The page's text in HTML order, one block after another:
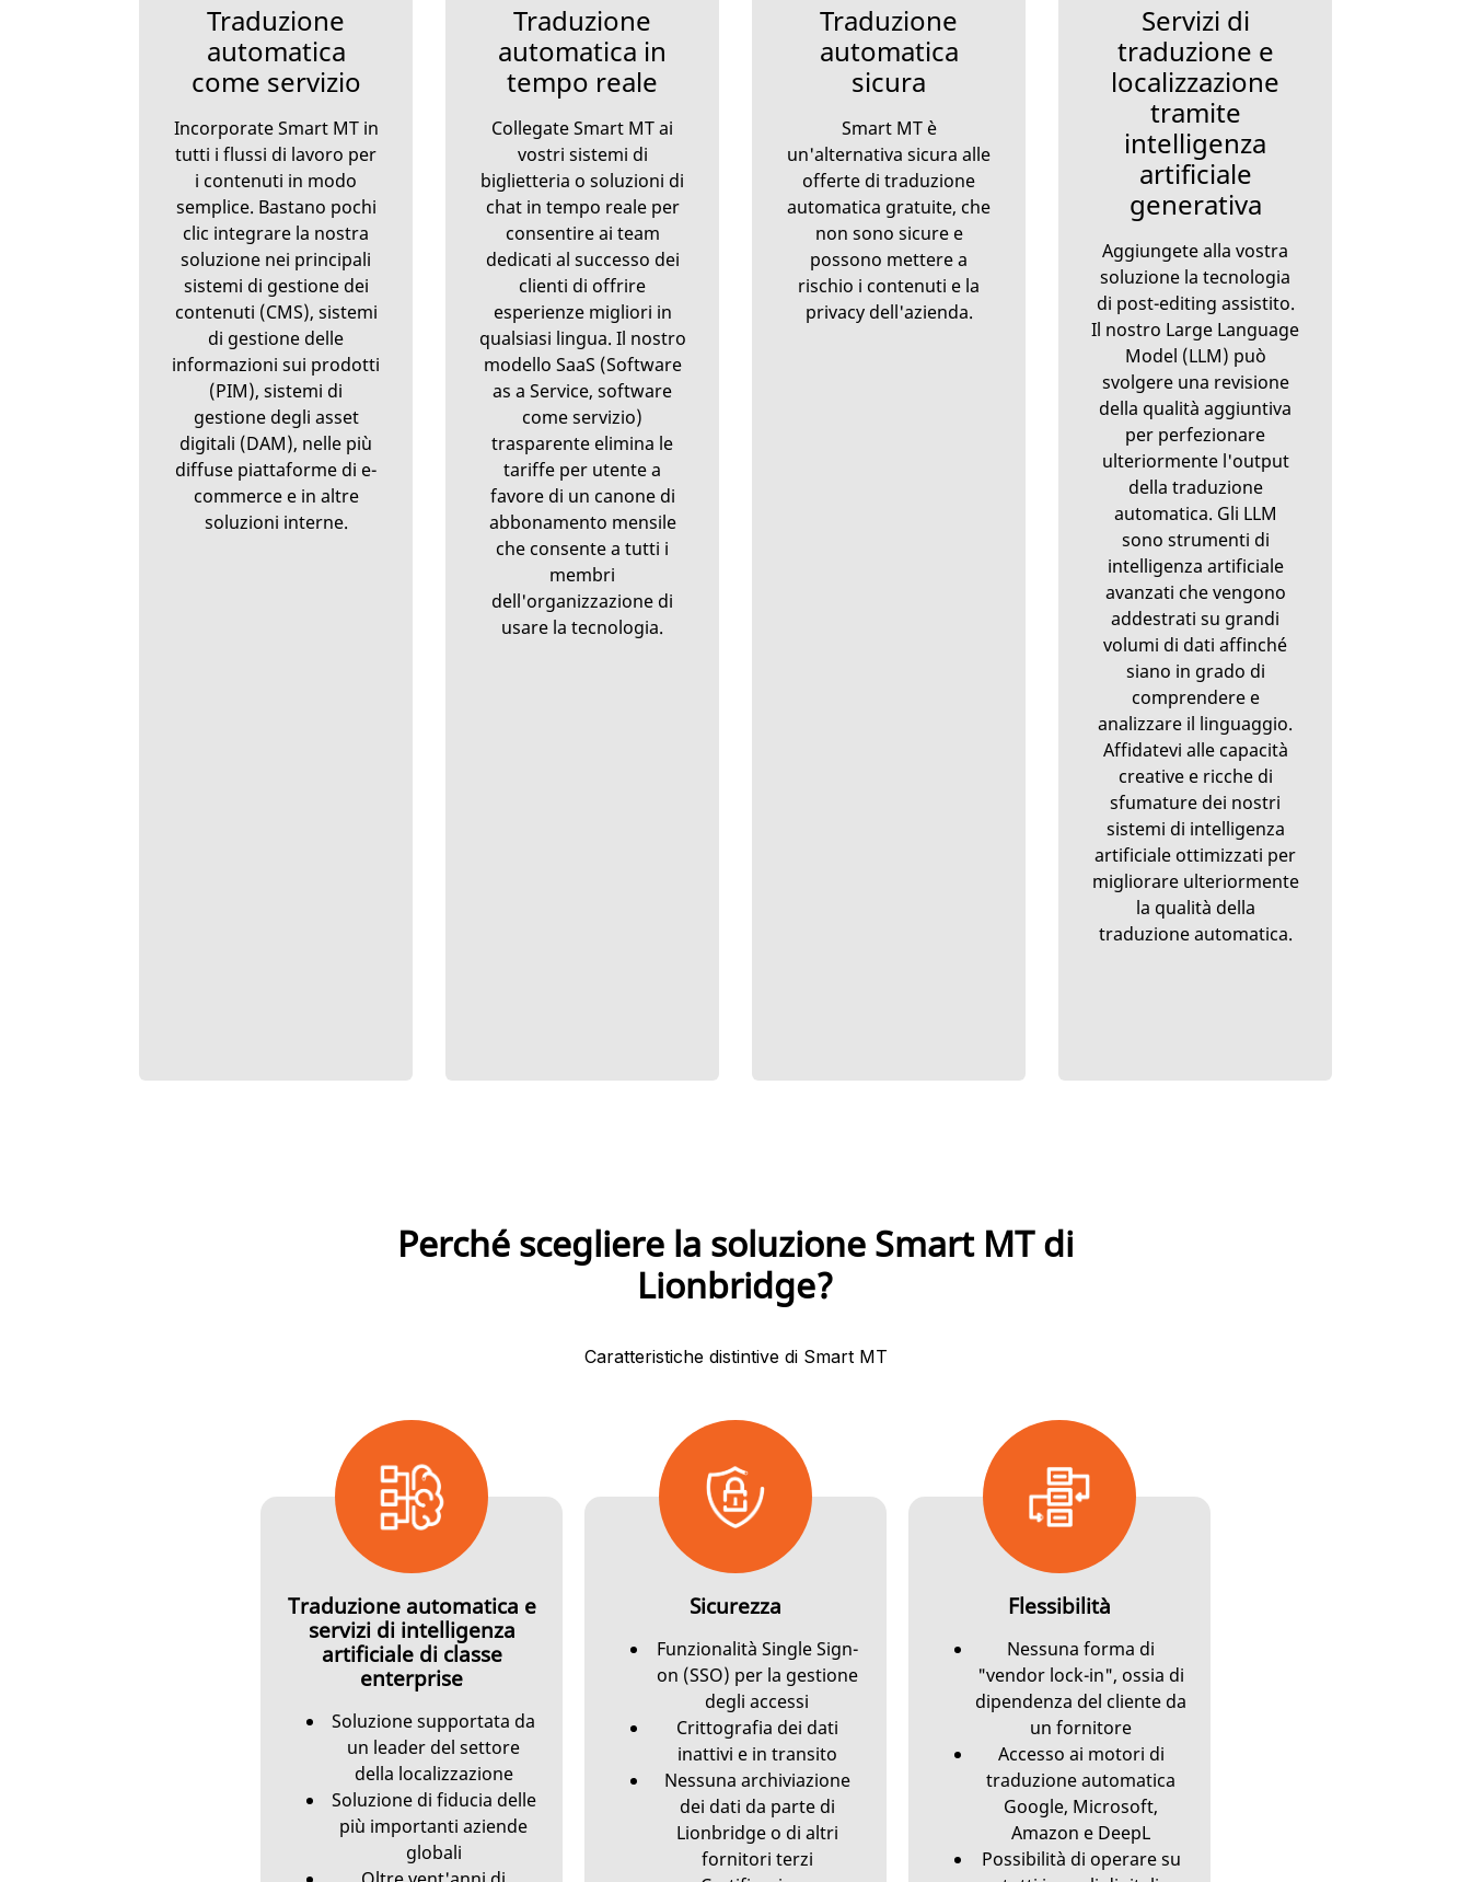
Traduzione
automatica
come servizio
Incorporate Smart MT in
tutti i flussi di lavoro per
i contenuti in modo
semplice. Bastano pochi
clic integrare la nostra
soluzione nei principali
sistemi di gestione dei
contenuti (CMS), sistemi
di gestione delle
informazioni sui prodotti
(PIM), sistemi di
gestione degli asset
digitali (DAM), nelle più
diffuse piattaforme di e-
commerce e in altre
soluzioni interne.
Traduzione
automatica in
tempo reale
Collegate Smart MT ai
vostri sistemi di
biglietteria o soluzioni di
chat in tempo reale per
consentire ai team
dedicati al successo dei
clienti di offrire
esperienze migliori in
qualsiasi lingua. Il nostro
modello SaaS (Software
as a Service, software
come servizio)
trasparente elimina le
tariffe per utente a
favore di un canone di
abbonamento mensile
che consente a tutti i
membri
dell'organizzazione di
usare la tecnologia.
Traduzione
automatica
sicura
Smart MT è
un'alternativa sicura alle
offerte di traduzione
automatica gratuite, che
non sono sicure e
possono mettere a
rischio i contenuti e la
privacy dell'azienda.
Servizi di
traduzione e
localizzazione
tramite
intelligenza
artificiale
generativa
Aggiungete alla vostra
soluzione la tecnologia
di post-editing assistito.
Il nostro Large Language
Model (LLM) può
svolgere una revisione
della qualità aggiuntiva
per perfezionare
ulteriormente l'output
della traduzione
automatica. Gli LLM
sono strumenti di
intelligenza artificiale
avanzati che vengono
addestrati su grandi
volumi di dati affinché
siano in grado di
comprendere e
analizzare il linguaggio.
Affidatevi alle capacità
creative e ricche di
sfumature dei nostri
sistemi di intelligenza
artificiale ottimizzati per
migliorare ulteriormente
la qualità della
traduzione automatica.
Perché scegliere la soluzione Smart MT di
Lionbridge?
Caratteristiche distintive di Smart MT
Traduzione automatica e
servizi di intelligenza
artificiale di classe
enterprise
Soluzione supportata da
un leader del settore
della localizzazione
Soluzione di fiducia delle
più importanti aziende
globali
Sicurezza
Funzionalità Single Sign-
on (SSO) per la gestione
degli accessi
Crittografia dei dati
inattivi e in transito
Nessuna archiviazione
dei dati da parte di
Lionbridge o di altri
fornitori terzi
Flessibilità
Nessuna forma di
"vendor lock-in", ossia di
dipendenza del cliente da
un fornitore
Accesso ai motori di
traduzione automatica
Google, Microsoft,
Amazon e DeepL
Possibilità di operare su